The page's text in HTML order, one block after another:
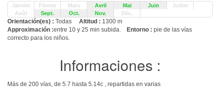
Janvier Février Mars Avril Mai Juin
Juillet
Août
Sept. Oct. Nov. Déc.
Orientación(es) : Todas Altitud : 1300 m
Approximación :entre 10 y 25 min subida. Entorno : pie de las vías
correcto para los niños.
Informaciones :
Más de 200 vías, de 5.7 hasta 5.14c , repartidas en varias